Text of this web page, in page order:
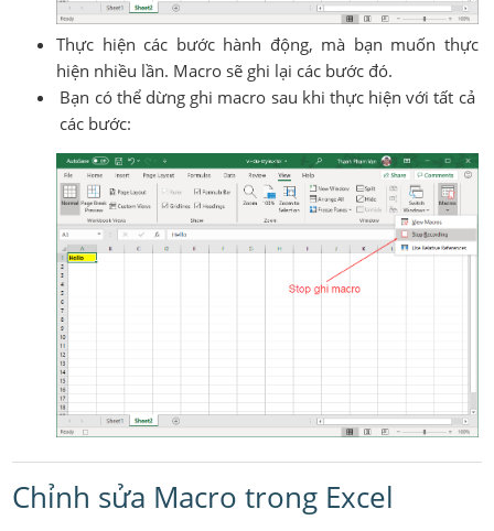
Thực hiện các bước hành động, mà bạn muốn thực
hiện nhiều lần. Macro sẽ ghi lại các bước đó.
Bạn có thể dừng ghi macro sau khi thực hiện với tất cả
các bước:
Chỉnh sửa Macro trong Excel